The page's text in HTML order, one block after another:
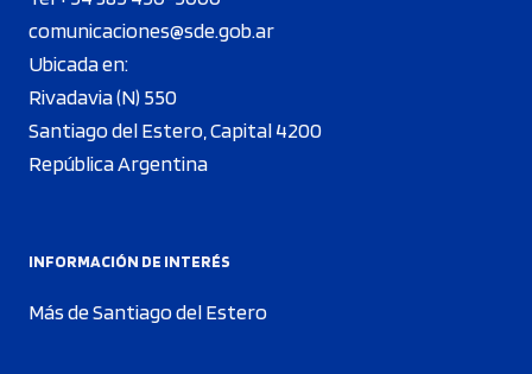
comunicaciones@sde.gob.ar
Ubicada en:
Rivadavia (N) 550
Santiago del Estero, Capital 4200
República Argentina
INFORMACIÓN DE INTERÉS
Más de Santiago del Estero